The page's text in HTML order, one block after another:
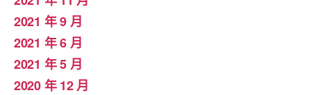
2021 年 9 月
2021 年 6 月
2021 年 5 月
2020 年 12 月